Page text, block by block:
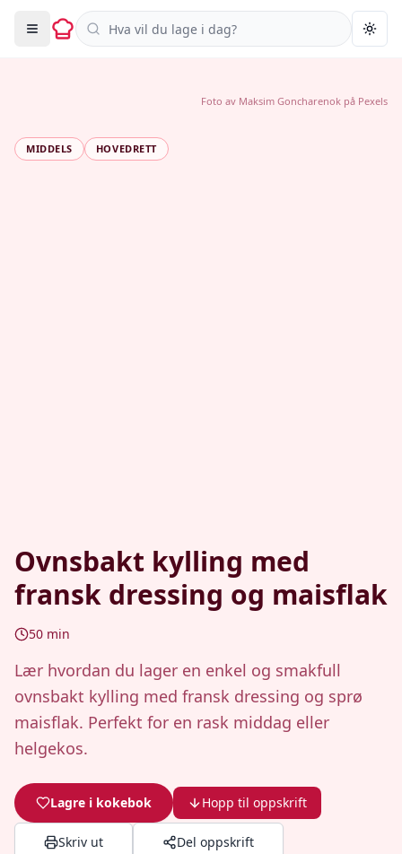
Søk i oppskrifter
MIDDELS HOVEDRETT
Ovnsbakt kylling med
fransk dressing og maisflak
50 min
Lær hvordan du lager en enkel og smakfull
ovnsbakt kylling med fransk dressing og sprø
maisflak. Perfekt for en rask middag eller
helgekos.
Lagre i kokebok Hopp til oppskrift
Skriv ut Del oppskrift
Foto av Maksim Goncharenok på Pexels